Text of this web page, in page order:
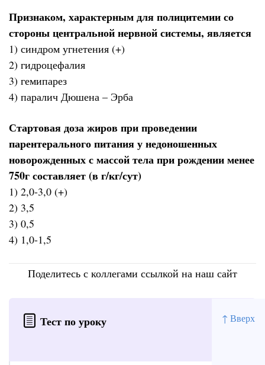
↑ Вверх
Признаком, характерным для полицитемии со
стороны центральной нервной системы, является
1) синдром угнетения (+)
2) гидроцефалия
3) гемипарез
4) паралич Дюшена – Эрба
Стартовая доза жиров при проведении
парентерального питания у недоношенных
новорожденных с массой тела при рождении менее
750г составляет (в г/кг/сут)
1) 2,0-3,0 (+)
2) 3,5
3) 0,5
4) 1,0-1,5
Поделитесь с коллегами ссылкой на наш сайт
Тест по уроку